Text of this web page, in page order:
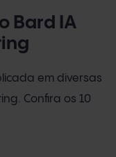
Bard IA
em diversas
Confira os 10